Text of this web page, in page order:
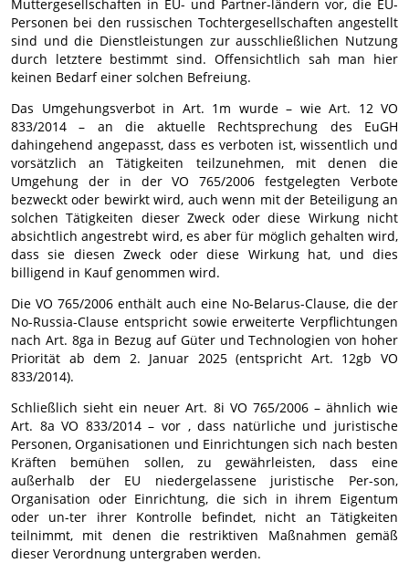
Muttergesellschaften in EU- und Partner-ländern vor, die EU-
Personen bei den russischen Tochtergesellschaften angestellt
sind und die Dienstleistungen zur ausschließlichen Nutzung
durch letztere bestimmt sind. Offensichtlich sah man hier
keinen Bedarf einer solchen Befreiung.
Das Umgehungsverbot in Art. 1m wurde – wie Art. 12 VO
833/2014 – an die aktuelle Rechtsprechung des EuGH
dahingehend angepasst, dass es verboten ist, wissentlich und
vorsätzlich an Tätigkeiten teilzunehmen, mit denen die
Umgehung der in der VO 765/2006 festgelegten Verbote
bezweckt oder bewirkt wird, auch wenn mit der Beteiligung an
solchen Tätigkeiten dieser Zweck oder diese Wirkung nicht
absichtlich angestrebt wird, es aber für möglich gehalten wird,
dass sie diesen Zweck oder diese Wirkung hat, und dies
billigend in Kauf genommen wird.
Die VO 765/2006 enthält auch eine No-Belarus-Clause, die der
No-Russia-Clause entspricht sowie erweiterte Verpflichtungen
nach Art. 8ga in Bezug auf Güter und Technologien von hoher
Priorität ab dem 2. Januar 2025 (entspricht Art. 12gb VO
833/2014).
Schließlich sieht ein neuer Art. 8i VO 765/2006 – ähnlich wie
Art. 8a VO 833/2014 – vor , dass natürliche und juristische
Personen, Organisationen und Einrichtungen sich nach besten
Kräften bemühen sollen, zu gewährleisten, dass eine
außerhalb der EU niedergelassene juristische Per-son,
Organisation oder Einrichtung, die sich in ihrem Eigentum
oder un-ter ihrer Kontrolle befindet, nicht an Tätigkeiten
teilnimmt, mit denen die restriktiven Maßnahmen gemäß
dieser Verordnung untergraben werden.